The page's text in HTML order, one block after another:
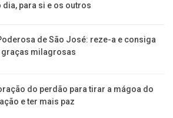
dia, para si e os outros
de São José: reze-a e consiga
graças milagrosas
do perdão para tirar a mágoa do
e ter mais paz